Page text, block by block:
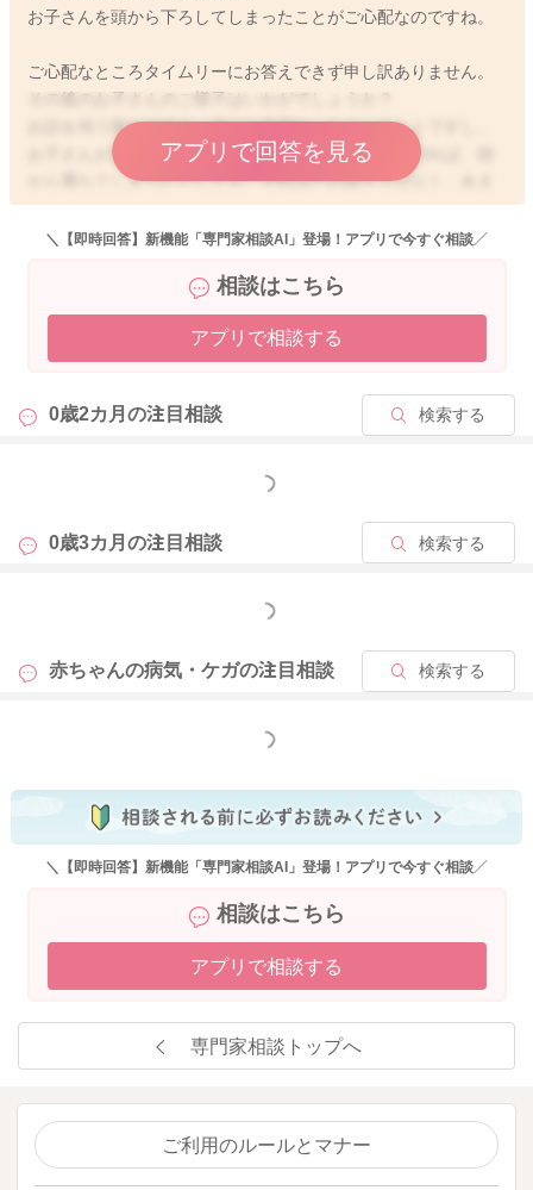
お子さんを頭から下ろしてしまったことがご心配なのですね。
ご心配なところタイムリーにお答えできず申し訳ありません。
その後のお子さんのご様子はいかがでしょうか？
お話を伺う限りですと、下はお布団だったということですし、
お子さんがびっくりして泣いたりしているわけでなければ、頭
から落ちてしまったとしても、それほどの高さではなく、あま
り衝撃もないように思いますよ。お子さんは、びっくりした
り、痛かったりすれば、必ず泣くと思いますが、そのようなご
夫だと思いますよ。お子さんのご様子が普段とお変わりなく過
ごせているのでしたら、問題ないと思いますので、ご安心くだ
アプリで回答を見る
＼【即時回答】新機能「専門家相談AI」登場！アプリで今すぐ相談／
相談はこちら
アプリで相談する
0歳2カ月の注目相談 検索する
もっと見る
0歳3カ月の注目相談 検索する
もっと見る
赤ちゃんの病気・ケガの注目相談 検索する
もっと見る
＼【即時回答】新機能「専門家相談AI」登場！アプリで今すぐ相談／
相談はこちら
アプリで相談する
専門家相談トップへ
ご利用のルールとマナー